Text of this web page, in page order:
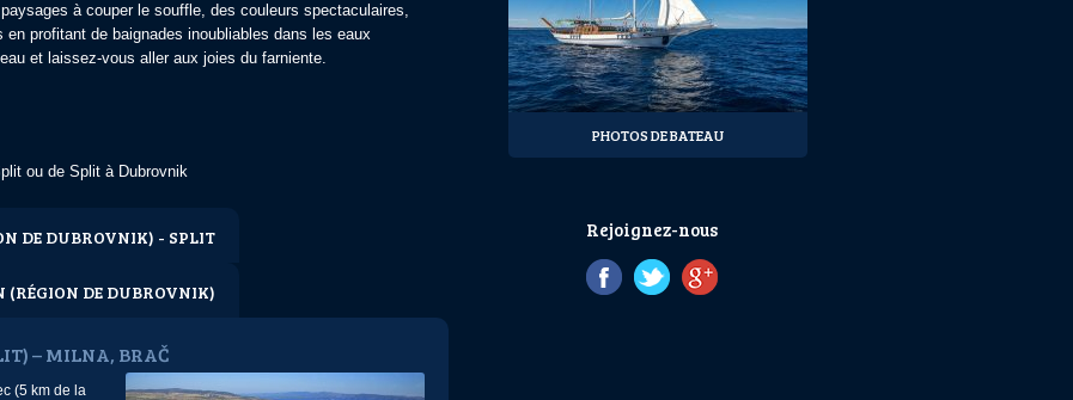
à couper le souffle, des couleurs spectaculaires,
profitant de baignades inoubliables dans les eaux
et laissez-vous aller aux joies du farniente.
ou de Split à Dubrovnik
DE DUBROVNIK) - SPLIT
(RÉGION DE DUBROVNIK)
– MILNA, BRAČ
(5 km de la
PHOTOS DE BATEAU
Rejoignez-nous